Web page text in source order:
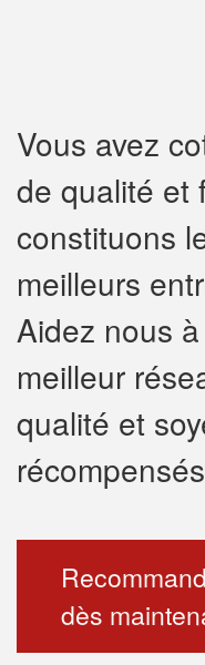
Vous avez
de qualité et
constituons
meilleurs
Aidez nous
meilleur
qualité et
dès